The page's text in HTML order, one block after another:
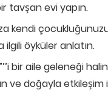
tavşan evi yapın.
kendi
ilgili öyküler anlatın.
bir aile geleneği
ve doğayla etkileşim